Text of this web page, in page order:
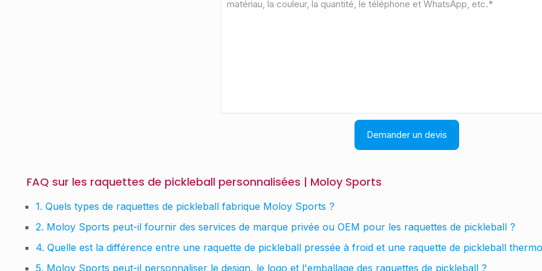
FAQ sur les raquettes de pickleball personnalisées | Moloy Sports
1. Quels types de raquettes de pickleball fabrique Moloy Sports ?
2. Moloy Sports peut-il fournir des services de marque privée ou OEM pour les raquettes de pickleball ?
4. Quelle est la différence entre une raquette de pickleball pressée à froid et une raquette de pickleball
5. Moloy Sports peut-il personnaliser le design, le logo et l'emballage des raquettes de pickleball ?